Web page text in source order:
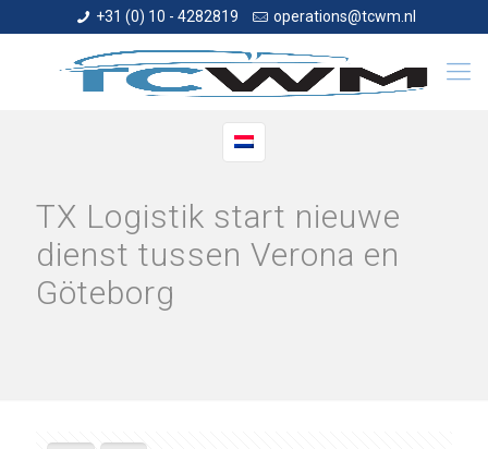
+31 (0) 10 - 4282819 operations@tcwm.nl
TX Logistik start nieuwe
dienst tussen Verona en
Göteborg